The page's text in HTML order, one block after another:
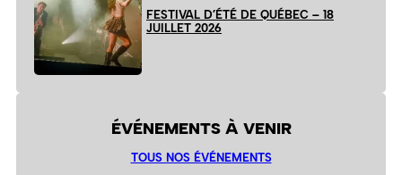
FESTIVAL D’ÉTÉ DE QUÉBEC – 18
JUILLET 2026
ÉVÉNEMENTS À VENIR
TOUS NOS ÉVÉNEMENTS